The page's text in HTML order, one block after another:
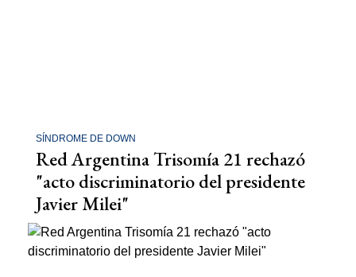
SÍNDROME DE DOWN
Red Argentina Trisomía 21 rechazó
"acto discriminatorio del presidente
Javier Milei"